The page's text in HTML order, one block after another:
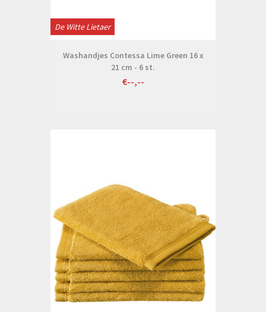
De Witte Lietaer
Washandjes Contessa Lime Green 16 x
21 cm - 6 st.
€--,--